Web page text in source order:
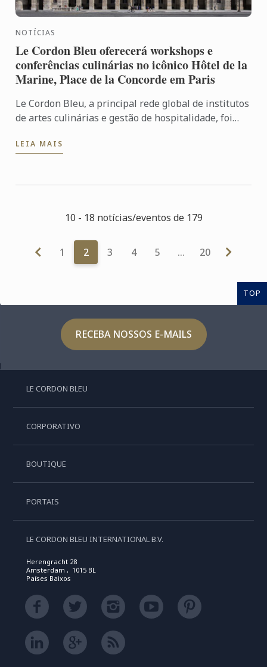
NOTÍCIAS
Le Cordon Bleu oferecerá workshops e
conferências culinárias no icônico Hôtel de la
Marine, Place de la Concorde em Paris
Le Cordon Bleu, a principal rede global de institutos
de artes culinárias e gestão de hospitalidade, foi
(Centro ...
LEIA MAIS
10 - 18 notícias/eventos de 179
1 2 3 4 5 … 20
TOP
RECEBA NOSSOS E-MAILS
LE CORDON BLEU
CORPORATIVO
BOUTIQUE
PORTAIS
LE CORDON BLEU INTERNATIONAL B.V.
Herengracht 28
Amsterdam , 1015 BL
Países Baixos